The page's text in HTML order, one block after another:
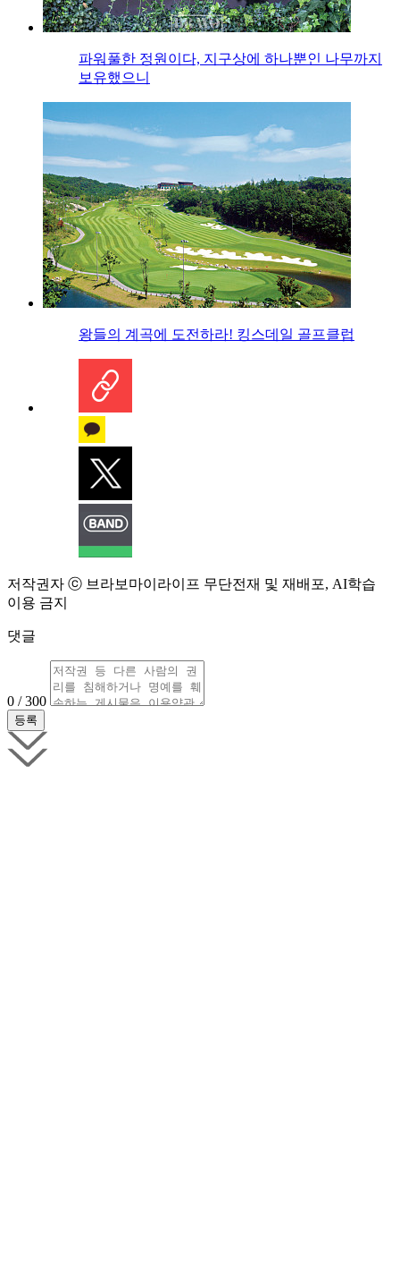
파워풀한 정원이다, 지구상에 하나뿐인 나무까지
보유했으니
왕들의 계곡에 도전하라! 킹스데일 골프클럽
저작권자 ⓒ 브라보마이라이프 무단전재 및 재배포, AI학습
이용 금지
댓글
0 / 300